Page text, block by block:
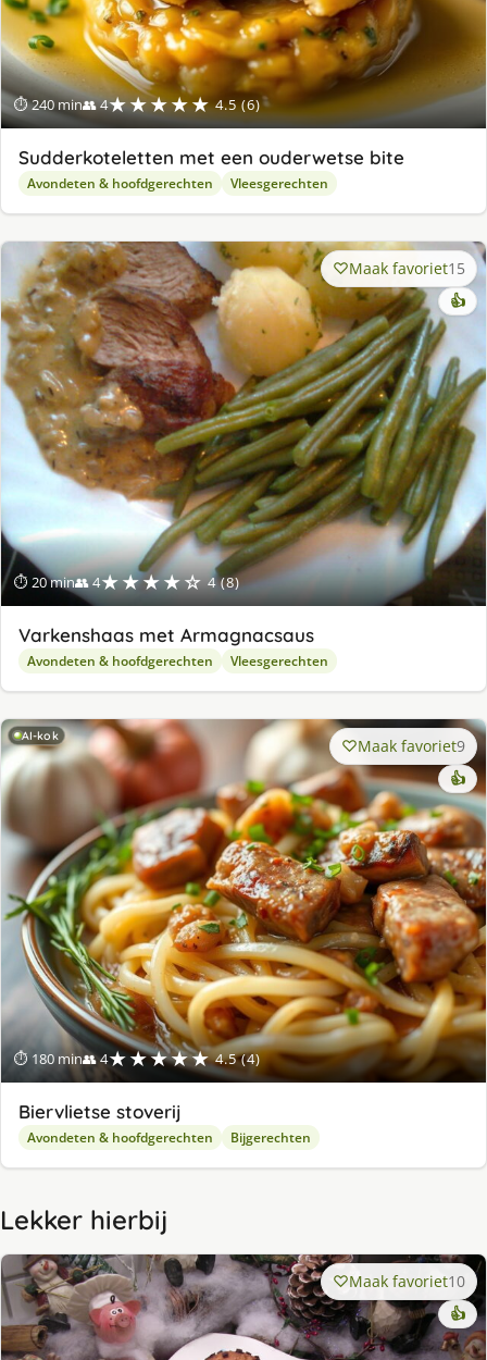
⏱ 240 min👥 4★★★★★ 4.5 (6)
Sudderkoteletten met een ouderwetse bite
Avondeten & hoofdgerechten Vleesgerechten
⏱ 20 min👥 4★★★★☆ 4 (8)
Maak favoriet15
👍
Varkenshaas met Armagnacsaus
Avondeten & hoofdgerechten Vleesgerechten
AI-kok
⏱ 180 min👥 4★★★★★ 4.5 (4)
Maak favoriet9
👍
Biervlietse stoverij
Avondeten & hoofdgerechten Bijgerechten
Lekker hierbij
Maak favoriet10
👍